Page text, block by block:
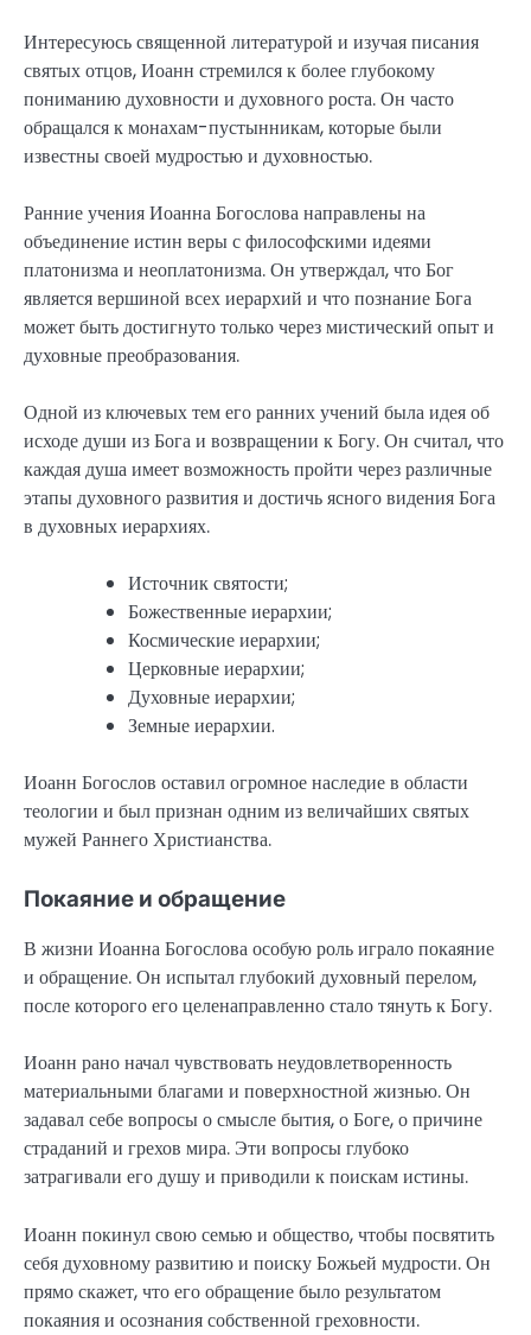
Интересуюсь священной литературой и изучая писания
святых отцов, Иоанн стремился к более глубокому
пониманию духовности и духовного роста. Он часто
обращался к монахам-пустынникам, которые были
известны своей мудростью и духовностью.
Ранние учения Иоанна Богослова направлены на
объединение истин веры с философскими идеями
платонизма и неоплатонизма. Он утверждал, что Бог
является вершиной всех иерархий и что познание Бога
может быть достигнуто только через мистический опыт и
духовные преобразования.
Одной из ключевых тем его ранних учений была идея об
исходе души из Бога и возвращении к Богу. Он считал, что
каждая душа имеет возможность пройти через различные
этапы духовного развития и достичь ясного видения Бога
в духовных иерархиях.
Источник святости;
Божественные иерархии;
Космические иерархии;
Церковные иерархии;
Духовные иерархии;
Земные иерархии.
Иоанн Богослов оставил огромное наследие в области
теологии и был признан одним из величайших святых
мужей Раннего Христианства.
Покаяние и обращение
В жизни Иоанна Богослова особую роль играло покаяние
и обращение. Он испытал глубокий духовный перелом,
после которого его целенаправленно стало тянуть к Богу.
Иоанн рано начал чувствовать неудовлетворенность
материальными благами и поверхностной жизнью. Он
задавал себе вопросы о смысле бытия, о Боге, о причине
страданий и грехов мира. Эти вопросы глубоко
затрагивали его душу и приводили к поискам истины.
Иоанн покинул свою семью и общество, чтобы посвятить
себя духовному развитию и поиску Божьей мудрости. Он
прямо скажет, что его обращение было результатом
покаяния и осознания собственной греховности.